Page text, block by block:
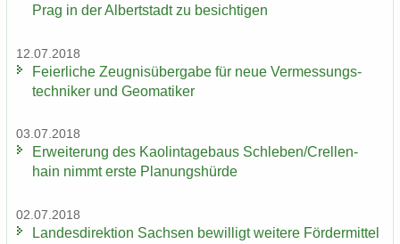
Prag in der Al­bert­stadt zu be­sich­ti­gen
12.07.2018
Fei­er­li­che Zeug­nis­über­ga­be für neue Ver­mes­sungs­
tech­ni­ker und Geo­ma­ti­ker
03.07.2018
Er­wei­te­rung des Kao­lin­ta­ge­baus Schle­ben/Crel­len­
hain nimmt erste Pla­nungs­hür­de
02.07.2018
Lan­des­di­rek­ti­on Sach­sen be­wil­ligt wei­te­re För­der­mit­tel